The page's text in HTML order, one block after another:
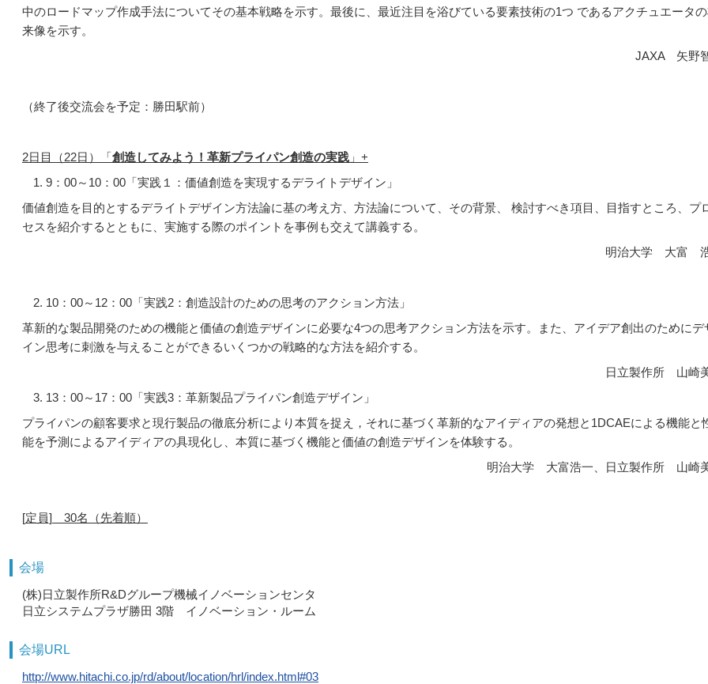
中のロードマップ作成手法についてその基本戦略を示す。最後に、最近注目を浴びている要素技術の1つ であるアクチュエータ
来像を示す。
JAXA 矢野
（終了後交流会を予定：勝田駅前）
2日目（22日）「創造してみよう！革新プライパン創造の実践 」+
9：00～10：00「実践１：価値創造を実現するデライトデザイン」
価値創造を目的とするデライトデザイン方法論に基の考え方、方法論について、その背景、 検討すべき項目、目指すところ、プ
セスを紹介するとともに、実施する際のポイントを事例も交えて講義する。
明治大学 大富
10：00～12：00「実践2：創造設計のための思考のアクション方法」
革新的な製品開発のための機能と価値の創造デザインに必要な4つの思考アクション方法を示す。また、アイデア創出のためにデ
イン思考に刺激を与えることができるいくつかの戦略的な方法を紹介する。
日立製作所 山崎
13：00～17：00「実践3：革新製品プライパン創造デザイン」
プライパンの顧客要求と現行製品の徹底分析により本質を捉え，それに基づく革新的なアイディアの発想と1DCAEによる機能と
能を予測によるアイディアの具現化し、本質に基づく機能と価値の創造デザインを体験する。
明治大学 大富浩一、日立製作所 山崎美
[定員] 30名（先着順）
会場
(株)日立製作所R&Dグループ機械イノベーションセンタ
日立システムプラザ勝田 3階 イノベーション・ルーム
会場URL
http://www.hitachi.co.jp/rd/about/location/hrl/index.html#03